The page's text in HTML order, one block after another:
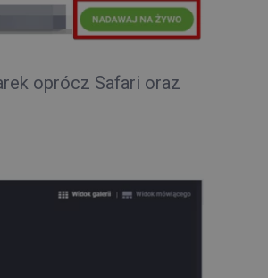
oprócz Safari oraz